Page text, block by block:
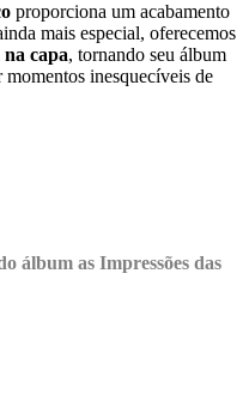
proporciona um acabamento
mais especial, oferecemos
capa, tornando seu álbum
inesquecíveis de
álbum as Impressões das